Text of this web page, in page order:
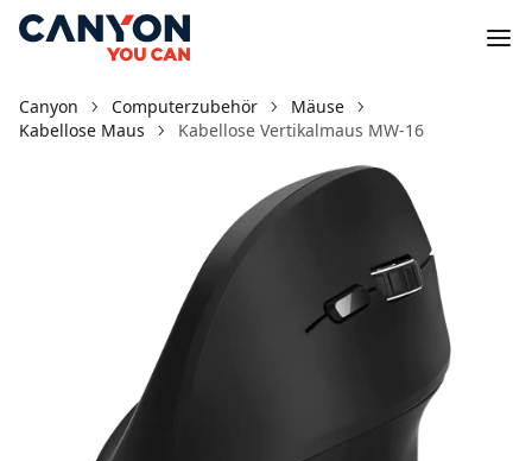
Canyon Computerzubehör
Mäuse
Kabellose Maus
Kabellose Vertikalmaus MW-16